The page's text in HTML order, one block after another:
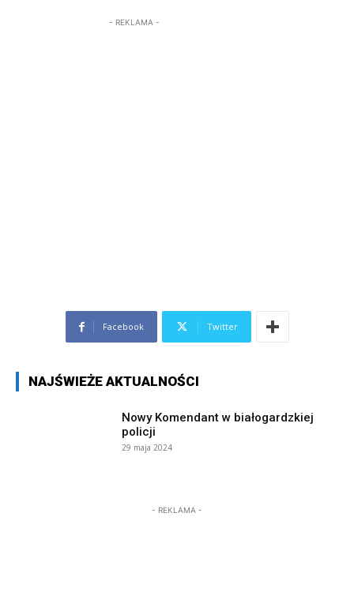
- REKLAMA -
Facebook Twitter
NAJŚWIEŻE AKTUALNOŚCI
Nowy Komendant w białogardzkiej
policji
29 maja 2024
- REKLAMA -